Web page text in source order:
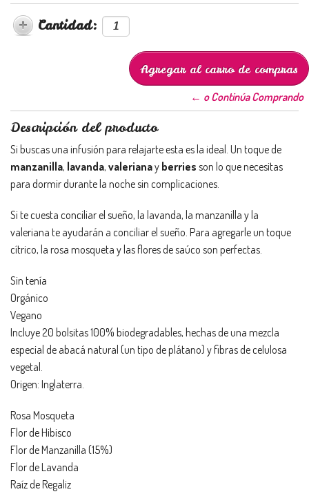
Cantidad:
← o Continúa Comprando
Descripción del producto
Si buscas una infusión para relajarte esta es la ideal. Un toque de
manzanilla, lavanda, valerianay berries son lo que necesitas
para dormir durante la noche sin complicaciones.
Si te cuesta conciliar el sueño, la lavanda, la manzanilla y la
valeriana te ayudarán a conciliar el sueño. Para agregarle un toque
cítrico, la rosa mosqueta y las flores de saúco son perfectas.
Sin tenía
Orgánico
Vegano
Incluye 20 bolsitas 100% biodegradables, hechas de una mezcla
especial de abacá natural (un tipo de plátano) y fibras de celulosa
vegetal.
Origen: Inglaterra.
Rosa Mosqueta
Flor de Hibisco
Flor de Manzanilla (15%)
Flor de Lavanda
Raíz de Regaliz